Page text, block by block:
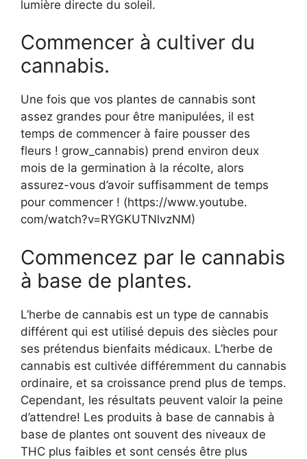
lumière directe du soleil.
Commencer à cultiver du
cannabis.
Une fois que vos plantes de cannabis sont
assez grandes pour être manipulées, il est
temps de commencer à faire pousser des
fleurs ! grow_cannabis) prend environ deux
mois de la germination à la récolte, alors
assurez-vous d’avoir suffisamment de temps
pour commencer ! (https://www.youtube.
com/watch?v=RYGKUTNlvzNM)
Commencez par le cannabis
à base de plantes.
L’herbe de cannabis est un type de cannabis
différent qui est utilisé depuis des siècles pour
ses prétendus bienfaits médicaux. L’herbe de
cannabis est cultivée différemment du cannabis
ordinaire, et sa croissance prend plus de temps.
Cependant, les résultats peuvent valoir la peine
d’attendre! Les produits à base de cannabis à
base de plantes ont souvent des niveaux de
THC plus faibles et sont censés être plus